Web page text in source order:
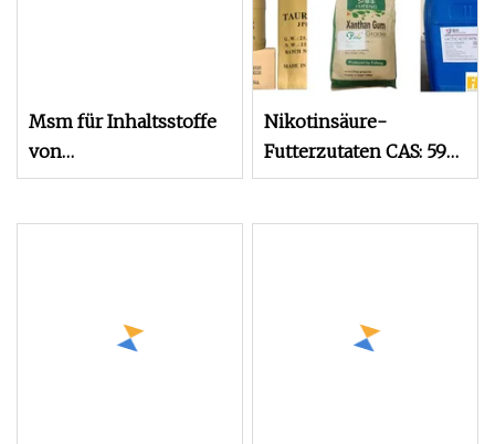
Msm für Inhaltsstoffe
von
Hautkosmetikprodukten
Nikotinsäure-
Futterzutaten CAS: 59-
67-6 Niacin-Preis